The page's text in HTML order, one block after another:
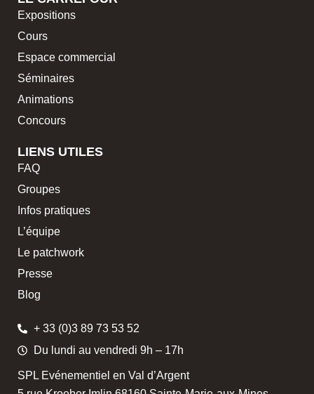
Expositions
Cours
Espace commercial
Séminaires
Animations
Concours
LIENS UTILES
FAQ
Groupes
Infos pratiques
L’équipe
Le patchwork
Presse
Blog
+ 33 (0)3 89 73 53 52
Du lundi au vendredi 9h – 17h
SPL Evénementiel en Val d’Argent